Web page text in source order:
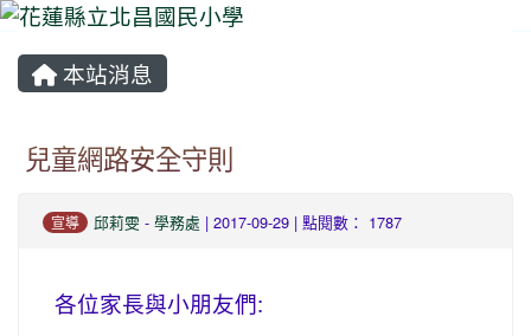
本站消息
兒童網路安全守則
宣導 邱莉雯 - 學務處 | 2017-09-29 | 點閱數： 1787
各位家長與小朋友們: